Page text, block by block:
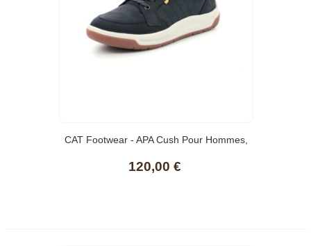
CAT Footwear - APA Cush Pour Hommes,
Fleur, Assise Plantaire En Mousse
120,00 €